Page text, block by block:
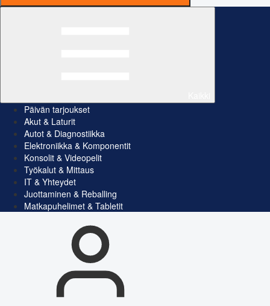
Päivän tarjoukset
Akut & Laturit
Autot & Diagnostiikka
Elektroniikka & Komponentit
Konsolit & Videopelit
Työkalut & Mittaus
IT & Yhteydet
Juottaminen & Reballing
Matkapuhelimet & Tabletit